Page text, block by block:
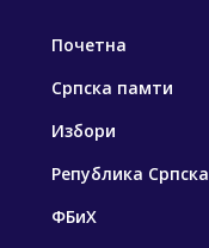
Почетна
Српска памти
Избори
Република Српска
ФБиХ